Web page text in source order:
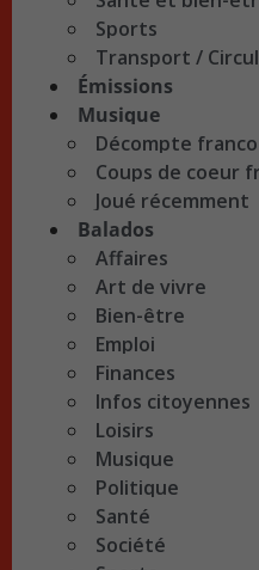
Sports
Transport /
Émissions
Musique
Décompte franco
Coups de coeur
Joué récemment
Balados
Affaires
Art de vivre
Bien-être
Emploi
Finances
Infos citoyennes
Loisirs
Musique
Politique
Santé
Société